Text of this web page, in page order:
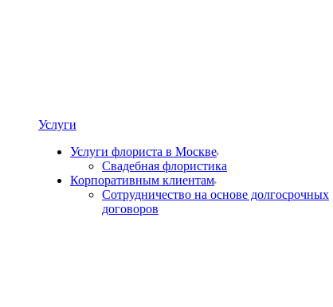
Услуги
Услуги флориста в Москве
Свадебная флористика
Корпоративным клиентам
Сотрудничество на основе долгосрочных
договоров